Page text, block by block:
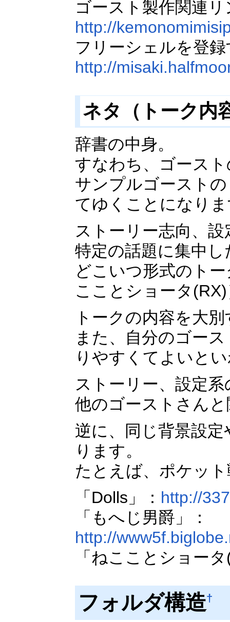
ゴースト製作関連
http://
フリーシェルを登
http://
ネタ（トーク内
辞書の中身。
すなわち、ゴース
サンプルゴースト
てゆくことになり
ストーリー志向、
特定の話題に集中
どこいつ形式のト
こことショータ
トークの内容を大
また、自分のゴー
りやすくてよいと
ストーリー、設定
他のゴーストさん
逆に、同じ背景設
ります。
たとえば、ポケッ
「Dolls」： http://
「もへじ男爵」：
http://
「ねこことショー
フォルダ構造†